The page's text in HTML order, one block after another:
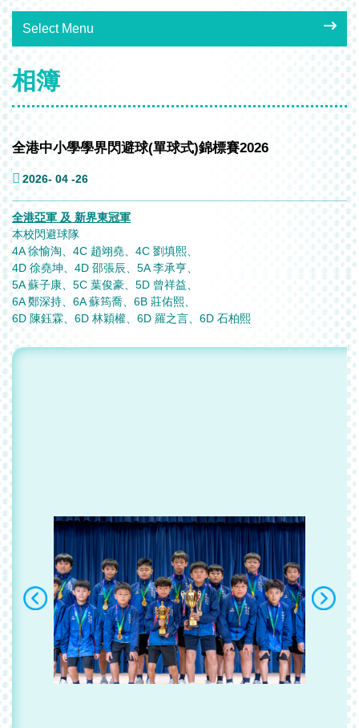
Select Menu
相簿
全港中小學學界閃避球(單球式)錦標賽2026
2026- 04 -26
全港亞軍 及 新界東冠軍
本校閃避球隊
4A 徐愉淘、4C 趙翊堯、4C 劉填熙、
4D 徐堯坤、4D 邵張辰、5A 李承亨、
5A 蘇子康、5C 葉俊豪、5D 曾祥益、
6A 鄭深持、6A 蘇筠喬、6B 莊佑熙、
6D 陳鈺霖、6D 林穎權、6D 羅之言、6D 石柏熙